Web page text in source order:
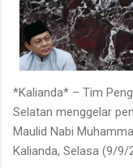
*Kalianda* – Tim
Selatan menggelar
Maulid Nabi
Kalianda, Selasa (9/9/